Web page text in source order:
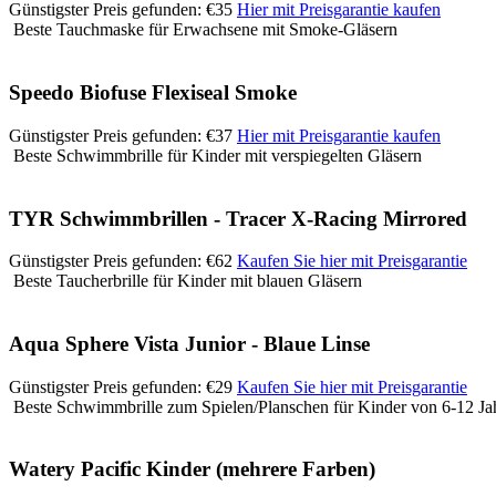
Günstigster Preis gefunden: €35 Hier mit Preisgarantie kaufen
Beste Tauchmaske für Erwachsene mit Smoke-Gläsern
Speedo Biofuse Flexiseal Smoke
Günstigster Preis gefunden: €37 Hier mit Preisgarantie kaufen
Beste Schwimmbrille für Kinder mit verspiegelten Gläsern
TYR Schwimmbrillen - Tracer X-Racing Mirrored
Günstigster Preis gefunden: €62 Kaufen Sie hier mit Preisgarantie
Beste Taucherbrille für Kinder mit blauen Gläsern
Aqua Sphere Vista Junior - Blaue Linse
Günstigster Preis gefunden: €29 Kaufen Sie hier mit Preisgarantie
Beste Schwimmbrille zum Spielen/Planschen für Kinder von 6-12
Watery Pacific Kinder (mehrere Farben)